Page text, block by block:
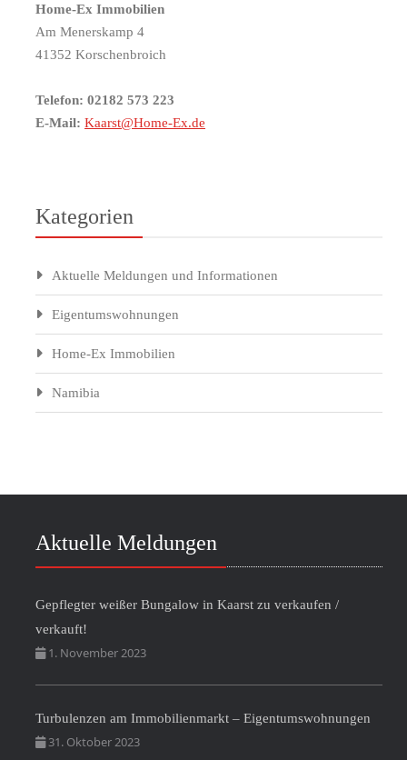
Home-Ex Immobilien
Am Menerskamp 4
41352 Korschenbroich
Telefon: 02182 573 223
E-Mail: Kaarst@Home-Ex.de
Kategorien
Aktuelle Meldungen und Informationen
Eigentumswohnungen
Home-Ex Immobilien
Namibia
Aktuelle Meldungen
Gepflegter weißer Bungalow in Kaarst zu verkaufen /
verkauft!
1. November 2023
Turbulenzen am Immobilienmarkt – Eigentumswohnungen
31. Oktober 2023